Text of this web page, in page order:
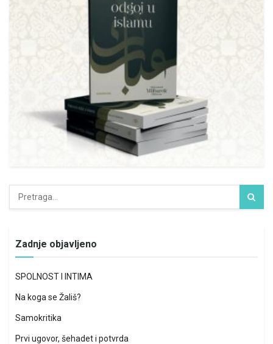
Zadnje objavljeno
SPOLNOST I INTIMA
Na koga se Žališ?
Samokritika
Prvi ugovor, šehadet i potvrda